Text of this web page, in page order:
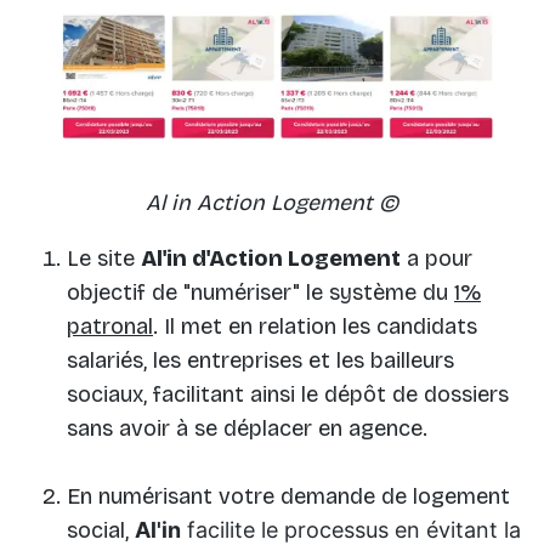
Al in Action Logement ©
Le site Al'in d'Action Logement a pour
objectif de "numériser" le système du 1%
patronal. Il met en relation les candidats
salariés, les entreprises et les bailleurs
sociaux, facilitant ainsi le dépôt de dossiers
sans avoir à se déplacer en agence.
En numérisant votre demande de logement
social, Al'in facilite le processus en évitant la